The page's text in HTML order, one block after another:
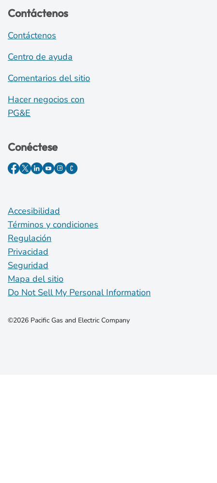
Contáctenos
Contáctenos
Centro de ayuda
Comentarios del sitio
Hacer negocios con
PG&E
Conéctese
Accesibilidad
Términos y condiciones
Regulación
Privacidad
Seguridad
Mapa del sitio
Do Not Sell My Personal Information
©2026 Pacific Gas and Electric Company